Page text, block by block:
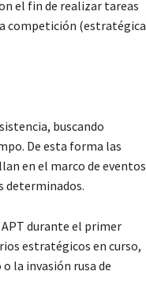
el fin de realizar tareas
competición (estratégica
buscando
De esta forma las
en el marco de eventos
determinados.
durante el primer
estratégicos en curso,
la invasión rusa de